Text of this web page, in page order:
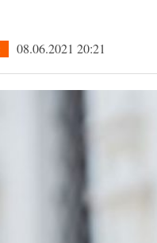
08.06.2021 20:21